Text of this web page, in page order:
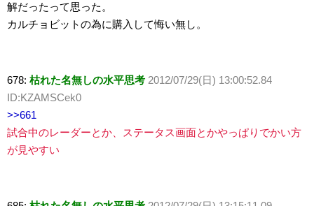
解だったって思った。
カルチョビットの為に購入して悔い無し。
678: 枯れた名無しの水平思考 2012/07/29(日) 13:00:52.84
ID:KZAMSCek0
>>661
試合中のレーダーとか、ステータス画面とかやっぱりでかい方
が見やすい